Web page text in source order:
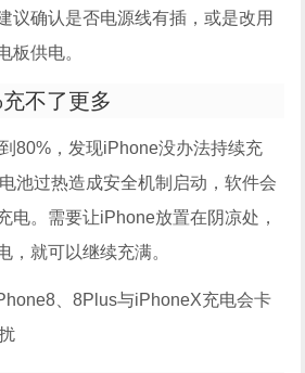
议确认是否电源线有插，或是改用
板供电。
不了更多
80%，发现iPhone没办法持续充
池过热造成安全机制启动，软件会
电。需要让iPhone放置在阴凉处，
，就可以继续充满。
、8Plus与iPhoneX充电会卡